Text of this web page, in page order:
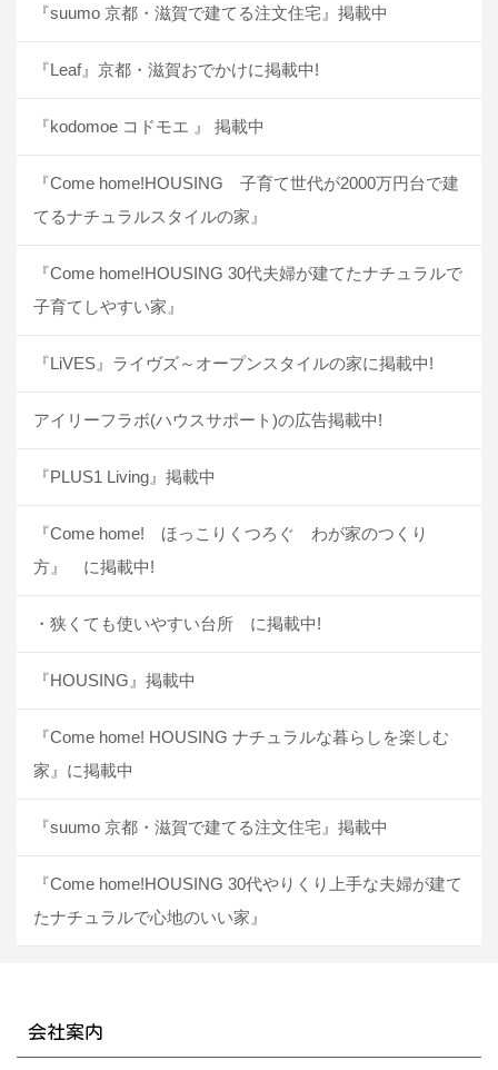
『suumo 京都・滋賀で建てる注文住宅』掲載中
『Leaf』京都・滋賀おでかけに掲載中!
『kodomoe コドモエ 』 掲載中
『Come home!HOUSING 子育て世代が2000万円台で建
てるナチュラルスタイルの家』
『Come home!HOUSING 30代夫婦が建てたナチュラルで
子育てしやすい家』
『LiVES』ライヴズ～オープンスタイルの家に掲載中!
アイリーフラボ(ハウスサポート)の広告掲載中!
『PLUS1 Living』掲載中
『Come home! ほっこりくつろぐ わが家のつくり
方』 に掲載中!
・狭くても使いやすい台所 に掲載中!
『HOUSING』掲載中
『Come home! HOUSING ナチュラルな暮らしを楽しむ
家』に掲載中
『suumo 京都・滋賀で建てる注文住宅』掲載中
『Come home!HOUSING 30代やりくり上手な夫婦が建て
たナチュラルで心地のいい家』
会社案内